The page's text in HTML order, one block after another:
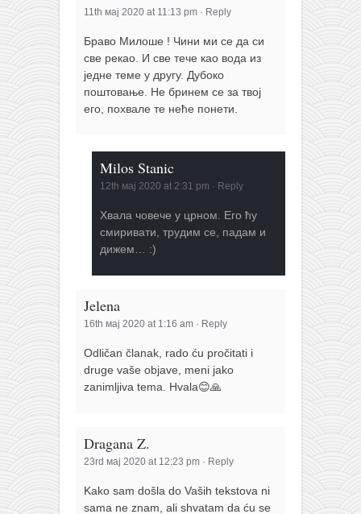
11th мај 2020 at 11:13 pm · Reply
Браво Милоше ! Чини ми се да си
све рекао. И све тече као вода из
једне теме у другу. Дубоко
поштовање. Не бринем се за твој
его, похвале те неће понети.
Milos Stanic
12th мај 2020 at 2:31 pm · Reply
Хвала човече у црном. Его ћу
смиривати, трудим се, падам и
дижем… :)
Jelena
16th мај 2020 at 1:16 am · Reply
Odličan članak, rado ću pročitati i
druge vaše objave, meni jako
zanimljiva tema. Hvala😊🙏
Dragana Z.
23rd мај 2020 at 12:23 pm · Reply
Kako sam došla do Vaših tekstova ni
sama ne znam, ali shvatam da ću se